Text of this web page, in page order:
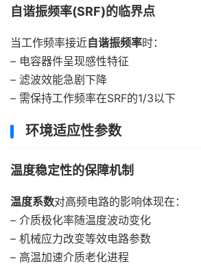
自谐振频率(SRF)的临界点
当工作频率接近自谐振频率时：
– 电容器件呈现感性特征
– 滤波效能急剧下降
– 需保持工作频率在SRF的1/3以下
环境适应性参数
温度稳定性的保障机制
温度系数对高频电路的影响体现在：
– 介质极化率随温度波动变化
– 机械应力改变等效电路参数
– 高温加速介质老化进程